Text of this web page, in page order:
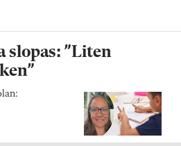
slopas: ”Liten